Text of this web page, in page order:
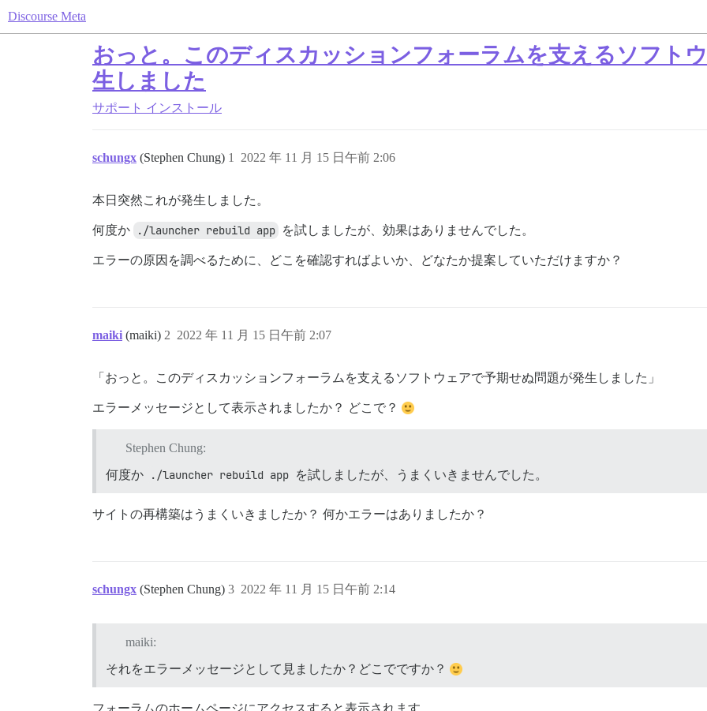
Discourse Meta
おっと。このディスカッションフォーラムを支えるソフト
生しました
サポート インストール
schungx (Stephen Chung) 2022 年 11 月 15 日午前 2:06
1
本日突然これが発生しました。
何度か ./launcher rebuild app を試しましたが、効果はありませんでした。
エラーの原因を調べるために、どこを確認すればよいか、どなたか提案していただけますか？
maiki (maiki) 2022 年 11 月 15 日午前 2:07
2
「おっと。このディスカッションフォーラムを支えるソフトウェアで予期せぬ問題が発生しました」
エラーメッセージとして表示されましたか？ どこで？
Stephen Chung:
何度か
./launcher rebuild app を試しましたが、うまくいきませんでした。
サイトの再構築はうまくいきましたか？ 何かエラーはありましたか？
schungx (Stephen Chung) 2022 年 11 月 15 日午前 2:14
3
maiki:
それをエラーメッセージとして見ましたか？どこでですか？
フォーラムのホームページにアクセスすると表示されます。